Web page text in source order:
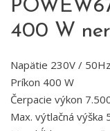
400 W
Napätie 230V / 50Hz
Príkon 400 W
Čerpacie výkon
Max. výtlačná výška